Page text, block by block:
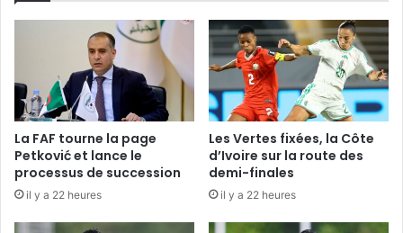
La FAF tourne la page
Petković et lance le
processus de succession
il y a 22 heures
Les Vertes fixées, la Côte
d’Ivoire sur la route des
demi-finales
il y a 22 heures